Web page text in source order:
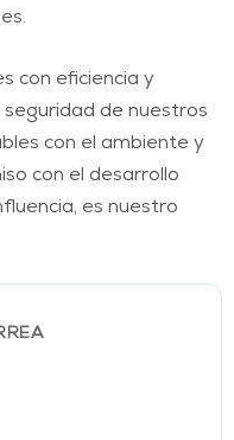
con eficiencia y
de nuestros
con el ambiente y
con el desarrollo
es nuestro